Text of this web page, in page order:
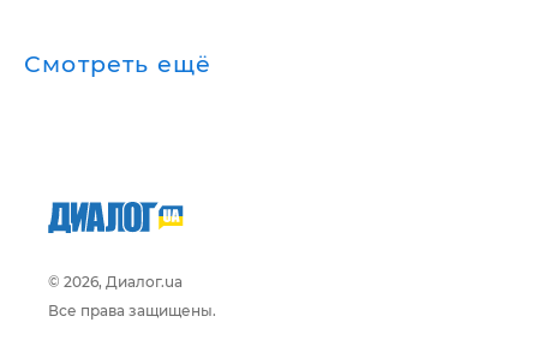
Смотреть ещё
© 2026, Диалог.ua
Все права защищены.